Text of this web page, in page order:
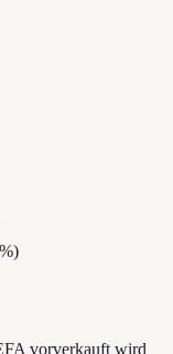
vorverkauft wird